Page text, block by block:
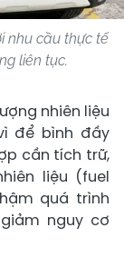
nhu cầu thực tế
liên tục.
nhiên liệu
để bình đầy
cần tích trữ,
liệu (fuel
quá trình
nguy cơ